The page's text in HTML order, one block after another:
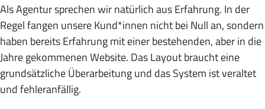
Als Agentur sprechen wir natürlich aus Erfahrung. In der
Regel fangen unsere Kund*innen nicht bei Null an, sondern
haben bereits Erfahrung mit einer bestehenden, aber in die
Jahre gekommenen Website. Das Layout braucht eine
grundsätzliche Überarbeitung und das System ist veraltet
und fehleranfällig.